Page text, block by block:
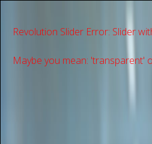
Revolution Slider Error: Slider
Maybe you mean: